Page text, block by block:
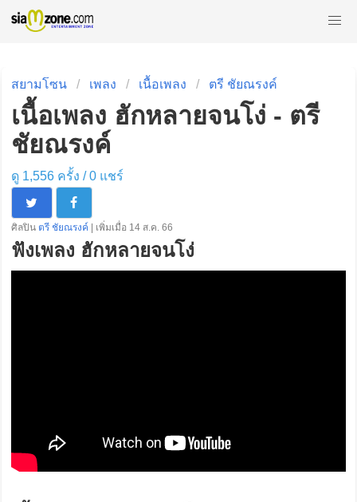
สยามโซน เพลง เนื้อเพลง ตรี ชัยณรงค์
เนื้อเพลง ฮักหลายจนโง่ - ตรี
ชัยณรงค์
ดู 1,556 ครั้ง /0แชร์
ศิลปิน ตรี ชัยณรงค์ | เพิ่มเมื่อ 14 ส.ค. 66
ฟังเพลง ฮักหลายจนโง่